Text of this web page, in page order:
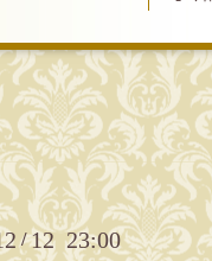
/12 23:00